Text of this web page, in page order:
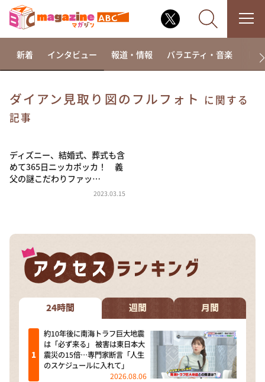
これ余談なんですけど・・・
～人生密着トークバラエティ！～ やすとものいたっ
て真剣です
DAIGOも台所 ～きょうの献立 何にする？～
朝だ！生です旅サラダ
教えて！ニュースライブ 正義のミカタ
ＬＩＦＥ～夢のカタチ～
新婚さんいらっしゃい！
新着 インタビュー 報道・情報 バラエティ・音楽 ド
ダイアン見取り図のフルフォト に関する
記事
ディズニー、結婚式、葬式も含
めて365日ニッカポッカ！ 義
父の謎こだわりファッ…
2023.03.15
24時間 週間 月間
約10年後に南海トラフ巨大地震
は「必ず来る」 被害は東日本大
震災の15倍…専門家断言「人生
のスケジュールに入れて」
2026.08.06